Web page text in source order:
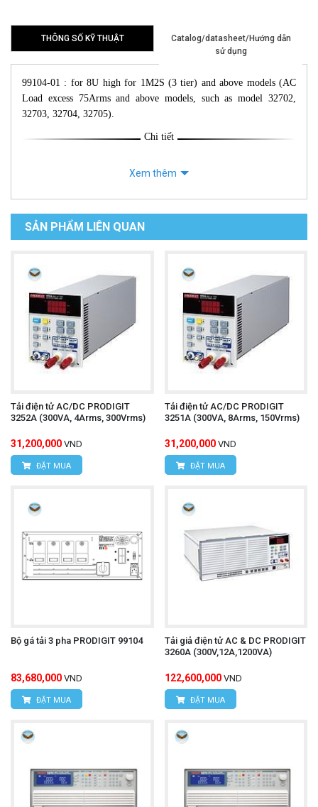
THÔNG SỐ KỸ THUẬT
Catalog/datasheet/Hướng dẫn
sử dụng
99104-01 : for 8U high for 1M2S (3 tier) and above models (AC
Load excess 75Arms and above models, such as model 32702,
32703, 32704, 32705).
Chi tiết
Xem thêm
SẢN PHẨM LIÊN QUAN
Tải điện tử AC/DC PRODIGIT
3252A (300VA, 4Arms, 300Vrms)
31,200,000 VND
ĐẶT MUA
Tải điện tử AC/DC PRODIGIT
3251A (300VA, 8Arms, 150Vrms)
31,200,000 VND
ĐẶT MUA
Bộ gá tải 3 pha PRODIGIT 99104
83,680,000 VND
ĐẶT MUA
Tải giả điện tử AC & DC PRODIGIT
3260A (300V,12A,1200VA)
122,600,000 VND
ĐẶT MUA